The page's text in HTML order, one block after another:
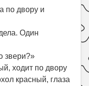
по двору и
Один
звери?»
ходит по двору
красный, глаза